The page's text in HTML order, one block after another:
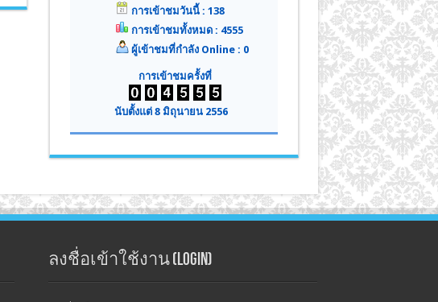
การเข้าชมวันนี้ : 138
การเข้าชมทั้งหมด : 4555
ผู้เข้าชมที่กำลัง Online : 0
การเข้าชมครั้งที่
นับตั้งแต่ 8 มิถุนายน 2556
ลงชื่อเข้าใช้งาน (Login)